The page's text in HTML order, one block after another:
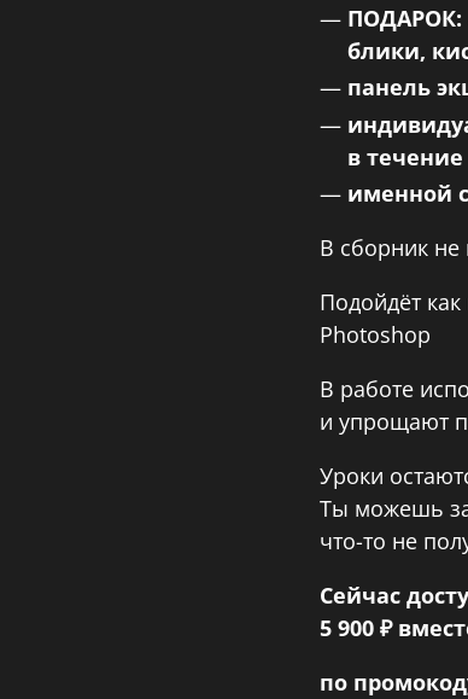
ПОДАРОК:
блики,
панель
в течение
именной
В сборник
Подойдёт
Photoshop
В работе
и упрощают
Уроки
Ты можешь
что-то не
Сейчас
5 900 ₽
по